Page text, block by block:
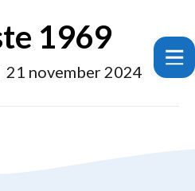
1969
21 november 2024